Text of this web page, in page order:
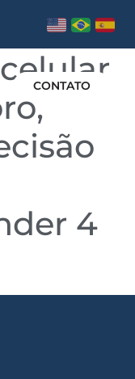
CONTATO
foi
4